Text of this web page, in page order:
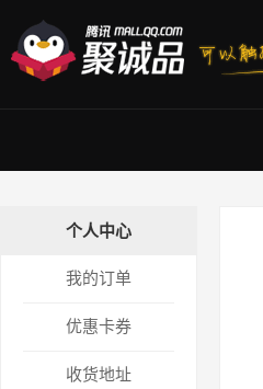
个人中心
我的订单
优惠卡券
收货地址